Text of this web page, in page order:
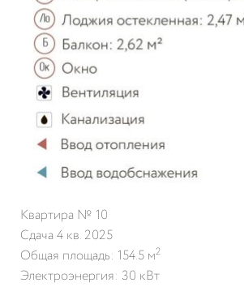
Квартира № 10
Сдача 4 кв. 2025
Общая площадь: 154.5 м2
Электроэнергия: 30 кВт